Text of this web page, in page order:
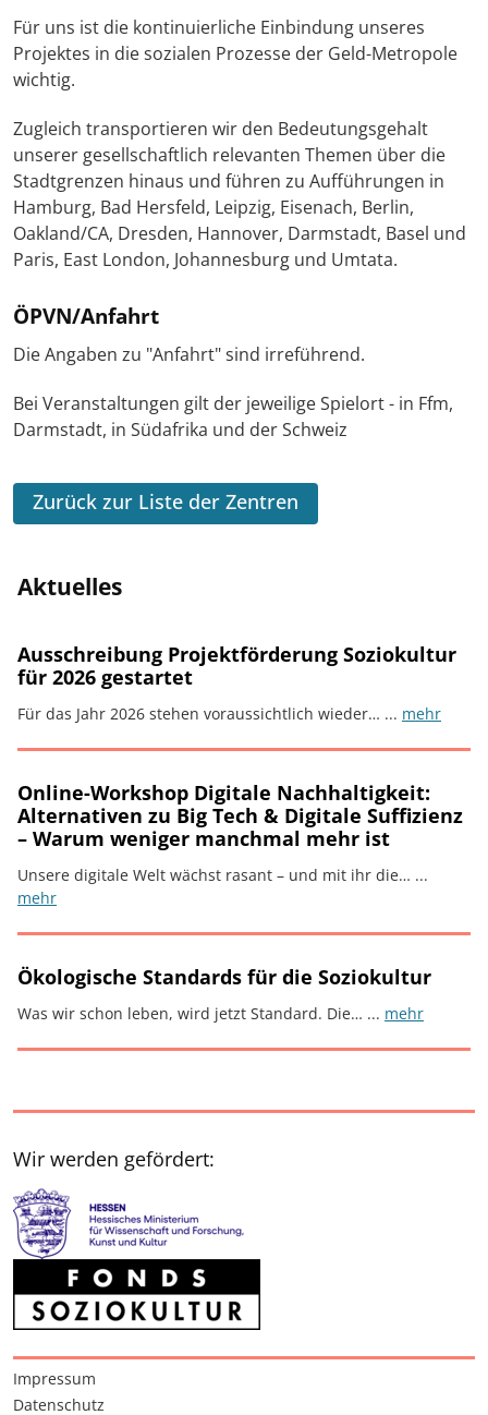
Für uns ist die kontinuierliche Einbindung unseres
Projektes in die sozialen Prozesse der Geld-Metropole
wichtig.
Zugleich transportieren wir den Bedeutungsgehalt
unserer gesellschaftlich relevanten Themen über die
Stadtgrenzen hinaus und führen zu Aufführungen in
Hamburg, Bad Hersfeld, Leipzig, Eisenach, Berlin,
Oakland/CA, Dresden, Hannover, Darmstadt, Basel und
Paris, East London, Johannesburg und Umtata.
ÖPVN/Anfahrt
Die Angaben zu "Anfahrt" sind irreführend.
Bei Veranstaltungen gilt der jeweilige Spielort - in Ffm,
Darmstadt, in Südafrika und der Schweiz
Zurück zur Liste der Zentren
Aktuelles
Ausschreibung Projektförderung Soziokultur
für 2026 gestartet
Für das Jahr 2026 stehen voraussichtlich wieder… ... mehr
Online-Workshop Digitale Nachhaltigkeit:
Alternativen zu Big Tech & Digitale Suffizienz
– Warum weniger manchmal mehr ist
Unsere digitale Welt wächst rasant – und mit ihr die… ...
mehr
Ökologische Standards für die Soziokultur
Was wir schon leben, wird jetzt Standard. Die… ... mehr
Wir werden gefördert:
Interessante Seiten
Impressum
Datenschutz